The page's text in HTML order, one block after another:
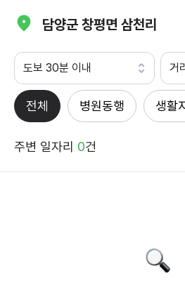
담양군 창평면 삼천리
도보 30분 이내 거
전체 병원동행 생활
주변 일자리 0건